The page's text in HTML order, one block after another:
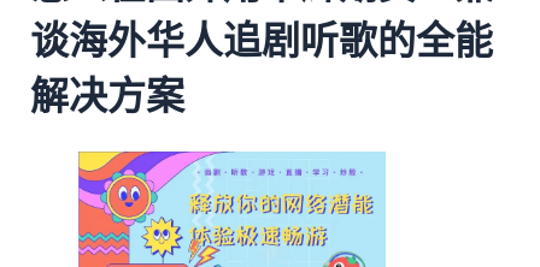
谈海外华人追剧听歌的全能
解决方案